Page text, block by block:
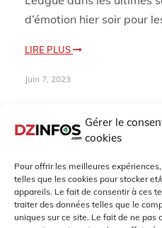
Gérer le
cookies
Pour offrir les meilleures
telles que les cookies pour stocker
appareils. Le fait de consentir à ces
traiter des données telles que le
uniques sur ce site. Le fait de ne pas
d’émotion hier soir pour
LIRE PLUS
Juin 7, 2023